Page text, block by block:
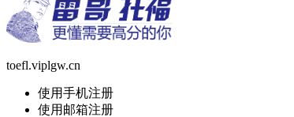
toefl.viplgw.cn
使用手机注册
使用邮箱注册